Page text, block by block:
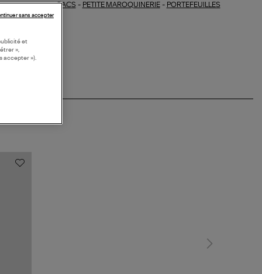
similaires :SACS - PETITE MAROQUINERIE- PORTEFEUILLES
et
»,
accepter »).
sans accepter